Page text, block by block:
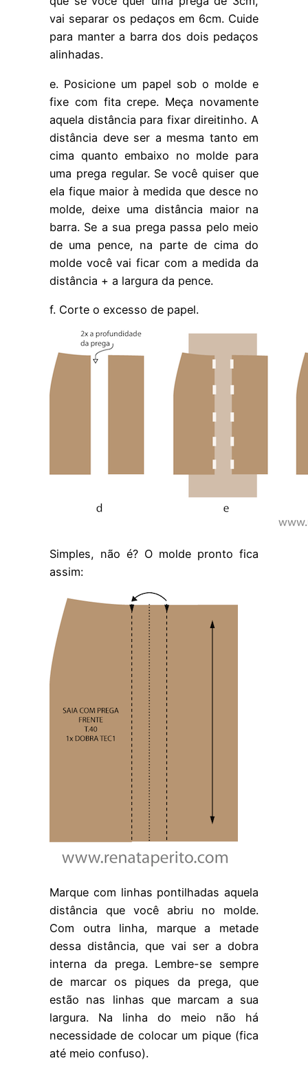
vai separar os pedaços em 6cm. Cuide
para manter a barra dos dois pedaços
alinhadas.
e. Posicione um papel sob o molde e
fixe com fita crepe. Meça novamente
aquela distância para fixar direitinho. A
distância deve ser a mesma tanto em
cima quanto embaixo no molde para
uma prega regular. Se você quiser que
ela fique maior à medida que desce no
molde, deixe uma distância maior na
barra. Se a sua prega passa pelo meio
de uma pence, na parte de cima do
molde você vai ficar com a medida da
distância + a largura da pence.
f. Corte o excesso de papel.
Simples, não é? O molde pronto fica
assim:
Marque com linhas pontilhadas aquela
distância que você abriu no molde.
Com outra linha, marque a metade
dessa distância, que vai ser a dobra
interna da prega. Lembre-se sempre
de marcar os piques da prega, que
estão nas linhas que marcam a sua
largura. Na linha do meio não há
necessidade de colocar um pique (fica
até meio confuso).